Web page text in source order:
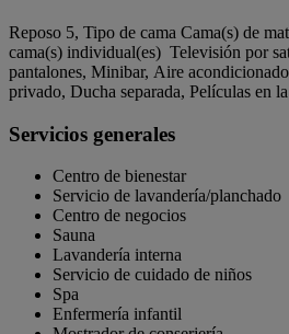
Reposo 5, Tipo de cama Cama(s) de
cama(s) individual(es) Televisión por
pantalones, Minibar, Aire
privado, Ducha separada, Películas en
Servicios generales
Centro de bienestar
Servicio de lavandería/planchado
Centro de negocios
Sauna
Lavandería interna
Servicio de cuidado de niños
Spa
Enfermería infantil